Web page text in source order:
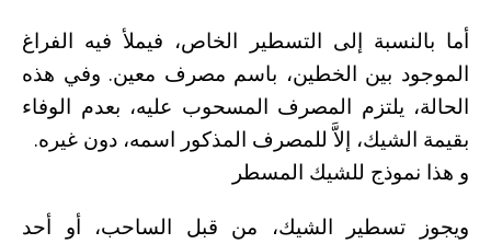
أما بالنسبة إلى التسطير الخاص، فيملأ فيه الفراغ
الموجود بين الخطين، باسم مصرف معين. وفي هذه
الحالة، يلتزم المصرف المسحوب عليه، بعدم الوفاء
بقيمة الشيك، إلاَّ للمصرف المذكور اسمه، دون غيره.
و هذا نموذج للشيك المسطر
ويجوز تسطير الشيك، من قبل الساحب، أو أحد